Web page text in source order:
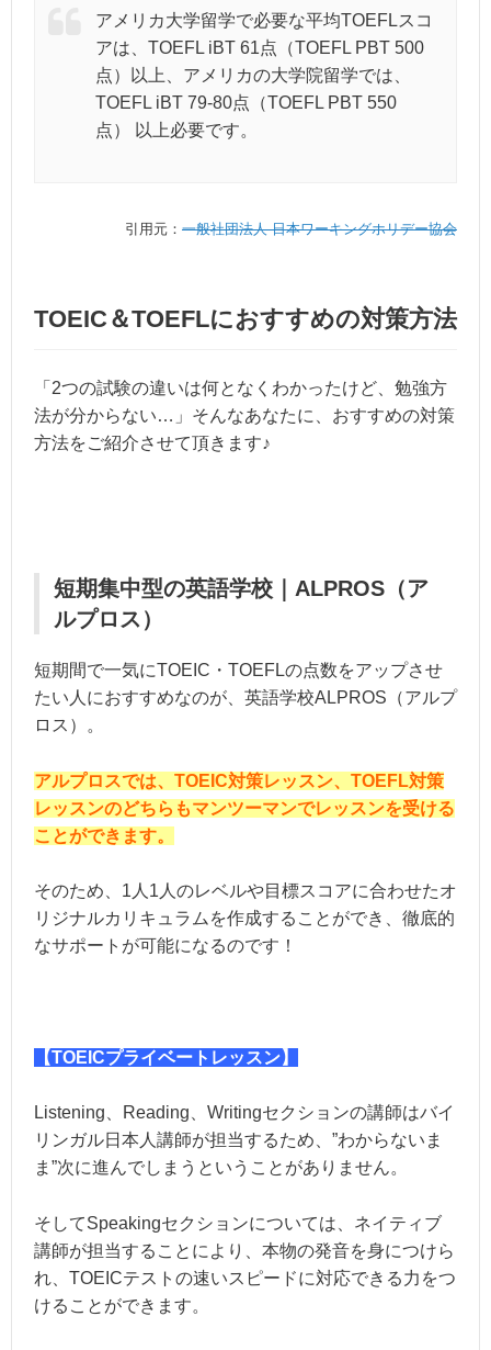
アメリカ大学留学で必要な平均TOEFLスコ
アは、TOEFL iBT 61点（TOEFL PBT 500
点）以上、アメリカの大学院留学では、
TOEFL iBT 79-80点（TOEFL PBT 550
点） 以上必要です。
引用元： 一般社団法人 日本ワーキングホリデー協会
TOEIC＆TOEFLにおすすめの対策方法
「2つの試験の違いは何となくわかったけど、勉強方
法が分からない…」そんなあなたに、おすすめの対策
方法をご紹介させて頂きます♪
短期集中型の英語学校｜ALPROS（ア
ルプロス）
短期間で一気にTOEIC・TOEFLの点数をアップさせ
たい人におすすめなのが、英語学校ALPROS（アルプ
ロス）。
アルプロスでは、TOEIC対策レッスン、TOEFL対策
レッスンのどちらもマンツーマンでレッスンを受ける
ことができます。
そのため、1人1人のレベルや目標スコアに合わせたオ
リジナルカリキュラムを作成することができ、徹底的
なサポートが可能になるのです！
【TOEICプライベートレッスン】
Listening、Reading、Writingセクションの講師はバイ
リンガル日本人講師が担当するため、”わからないま
ま”次に進んでしまうということがありません。
そしてSpeakingセクションについては、ネイティブ
講師が担当することにより、本物の発音を身につけら
れ、TOEICテストの速いスピードに対応できる力をつ
けることができます。